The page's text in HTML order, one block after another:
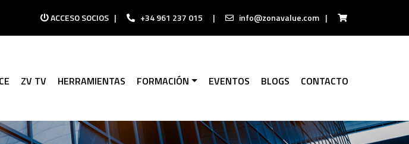
ACCESO SOCIOS | +34 961 237 015 | info@zonavalue.com |
ZV TV HERRAMIENTAS FORMACIÓN EVENTOS BLOGS CONTACTO